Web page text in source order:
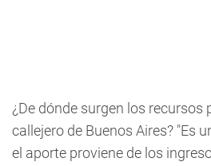
¿De dónde surgen los recursos
callejero de Buenos Aires? "Es
el aporte proviene de los